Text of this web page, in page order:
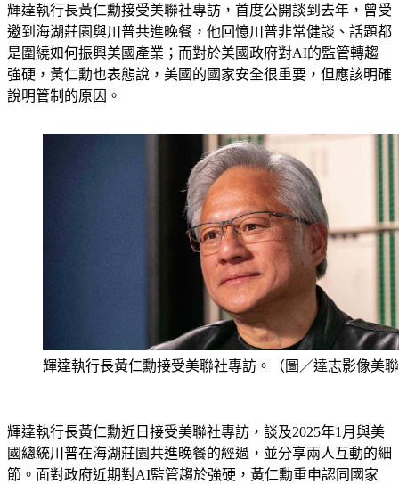
輝達執行長黃仁勳接受美聯社專訪，首度公開談到去年，曾受
邀到海湖莊園與川普共進晚餐，他回憶川普非常健談、話題都
是圍繞如何振興美國產業；而對於美國政府對AI的監管轉趨
強硬，黃仁勳也表態說，美國的國家安全很重要，但應該明確
輝達執行長黃仁勳近日接受美聯社專訪，談及2025年1月與美
國總統川普在海湖莊園共進晚餐的經過，並分享兩人互動的細